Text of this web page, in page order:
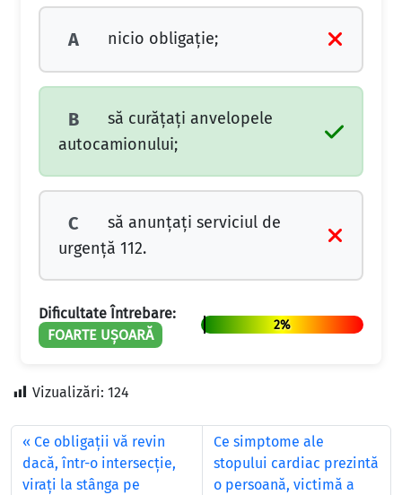
A nicio obligaţie;
B
să curăţaţi anvelopele
autocamionului;
C
să anunţaţi serviciul de
urgenţă 112.
Dificultate Întrebare:
FOARTE UȘOARĂ
2%
Vizualizări: 124
Ce obligaţii vă revin
dacă, într-o intersecţie,
viraţi la stânga pe
Ce simptome ale
stopului cardiac prezintă
o persoană, victimă a